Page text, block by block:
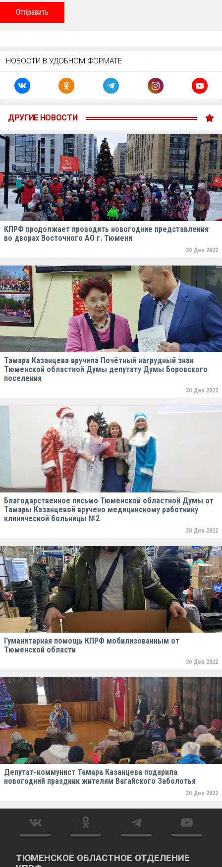
Отправить
НОВОСТИ В УДОБНОМ ФОРМАТЕ
ДРУГИЕ НОВОСТИ
КПРФ продолжает проводить новогодние представления
во дворах Восточного АО г. Тюмени
30 Дек 2022
Тамара Казанцева вручила Почётный нагрудный знак
Тюменской областной Думы депутату Думы Боровского
поселения
30 Дек 2022
Благодарственное письмо Тюменской областной Думы от
Тамары Казанцевой вручено медицинскому работнику
клинической больницы №2
30 Дек 2022
Гуманитарная помощь КПРФ мобилизованным от
Тюменской области
30 Дек 2022
Депутат-коммунист Тамара Казанцева подарила
новогодний праздник жителям Вагайского Заболотья
30 Дек 2022
ТЮМЕНСКОЕ ОБЛАСТНОЕ ОТДЕЛЕНИЕ